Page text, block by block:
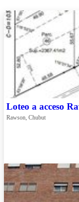
Loteo a acceso
Rawson, Chubut